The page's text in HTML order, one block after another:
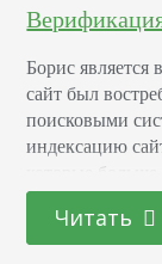
Борис является
сайт был
поисковыми
индексацию
которые
поисковому
которые
информацию о
Читать